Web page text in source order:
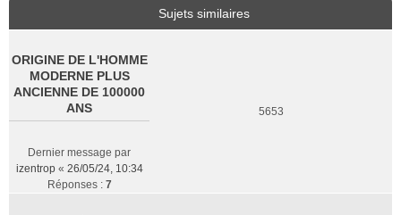
Sujets similaires
ORIGINE DE L'HOMME
MODERNE PLUS
ANCIENNE DE 100000
ANS
Dernier message par
izentrop« 26/05/24, 10:34
Réponses : 7
5653